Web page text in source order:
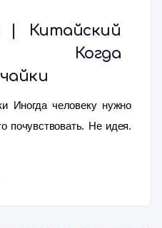
| Китайский
Когда
Иногда человеку нужно
почувствовать. Не идея.